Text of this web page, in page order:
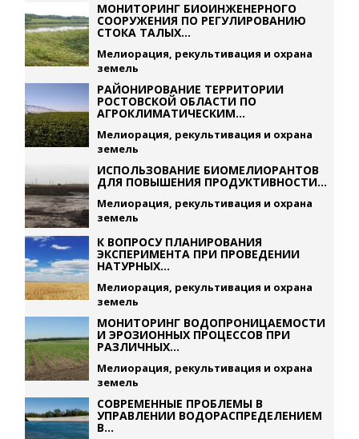
МОНИТОРИНГ БИОИНЖЕНЕРНОГО
СООРУЖЕНИЯ ПО РЕГУЛИРОВАНИЮ
СТОКА ТАЛЫХ...
Мелиорация, рекультивация и охрана
земель
РАЙОНИРОВАНИЕ ТЕРРИТОРИИ
РОСТОВСКОЙ ОБЛАСТИ ПО
АГРОКЛИМАТИЧЕСКИМ...
Мелиорация, рекультивация и охрана
земель
ИСПОЛЬЗОВАНИЕ БИОМЕЛИОРАНТОВ
ДЛЯ ПОВЫШЕНИЯ ПРОДУКТИВНОСТИ...
Мелиорация, рекультивация и охрана
земель
К ВОПРОСУ ПЛАНИРОВАНИЯ
ЭКСПЕРИМЕНТА ПРИ ПРОВЕДЕНИИ
НАТУРНЫХ...
Мелиорация, рекультивация и охрана
земель
МОНИТОРИНГ ВОДОПРОНИЦАЕМОСТИ
И ЭРОЗИОННЫХ ПРОЦЕССОВ ПРИ
РАЗЛИЧНЫХ...
Мелиорация, рекультивация и охрана
земель
СОВРЕМЕННЫЕ ПРОБЛЕМЫ В
УПРАВЛЕНИИ ВОДОРАСПРЕДЕЛЕНИЕМ
В...